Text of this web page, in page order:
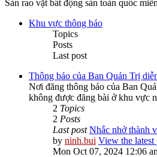
Sàn rao vặt bất động sản toàn quốc
Khu vực thông báo
Topics
Posts
Last post
Thông báo của Ban Quản Trị
Nơi đăng thông báo của Ban
không được đăng bài ở khu vực
2 Topics
2 Posts
Last post Nhắc nhở thành
by ninh.bui View the latest
Mon Oct 07, 2024 12:06